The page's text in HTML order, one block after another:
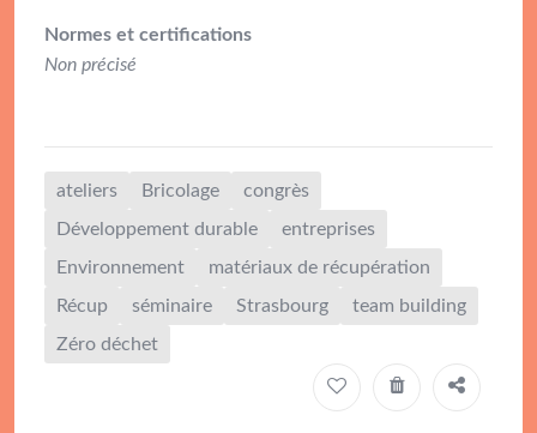
Normes et certifications
Non précisé
ateliers Bricolage
congrès
Développement durable
entreprises
Environnement
matériaux de récupération
Récup
séminaire Strasbourg
team building
Zéro déchet